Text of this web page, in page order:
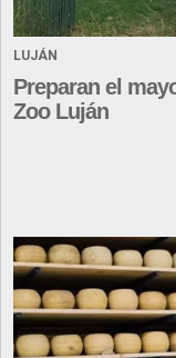
LUJÁN
Preparan el
Zoo Luján